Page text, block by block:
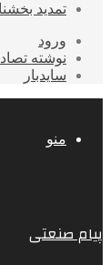
تمدید
ورود
نوشته
سایدبار
منو
پیام صنعتی